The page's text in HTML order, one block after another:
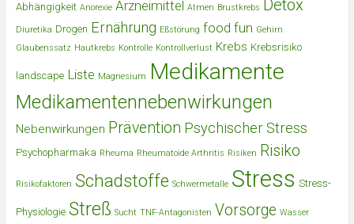
Abhängigkeit Anorexie Arzneimittel Atmen Brustkrebs Detox
Diuretika Drogen Ernährung Eßstörung food fun Gehirn
Glaubenssatz Hautkrebs Kontrolle Kontrollverlust Krebs Krebsrisiko
landscape Liste Magnesium Medikamente
Medikamentennebenwirkungen
Nebenwirkungen Prävention Psychischer Stress
Psychopharmaka Rheuma Rheumatoide Arthritis Risiken Risiko
Risikofaktoren Schadstoffe Schwermetalle Stress Stress-
Physiologie Streß Sucht TNF-Antagonisten Vorsorge Wasser